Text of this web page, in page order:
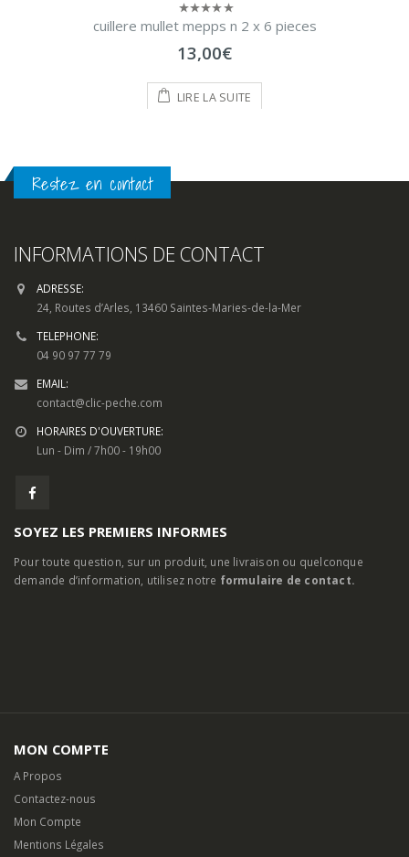
0
5
cuillere mullet mepps n 2 x 6 pieces
13,00€
LIRE LA SUITE
INFORMATIONS DE CONTACT
ADRESSE:
24, Routes d’Arles, 13460 Saintes-Maries-de-la-Mer
TELEPHONE:
04 90 97 77 79
EMAIL:
contact@clic-peche.com
HORAIRES D'OUVERTURE:
SOYEZ LES PREMIERS INFORMES
Pour toute question, sur un produit, une livraison ou quelconque
MON COMPTE
A Propos
Contactez-nous
Mon Compte